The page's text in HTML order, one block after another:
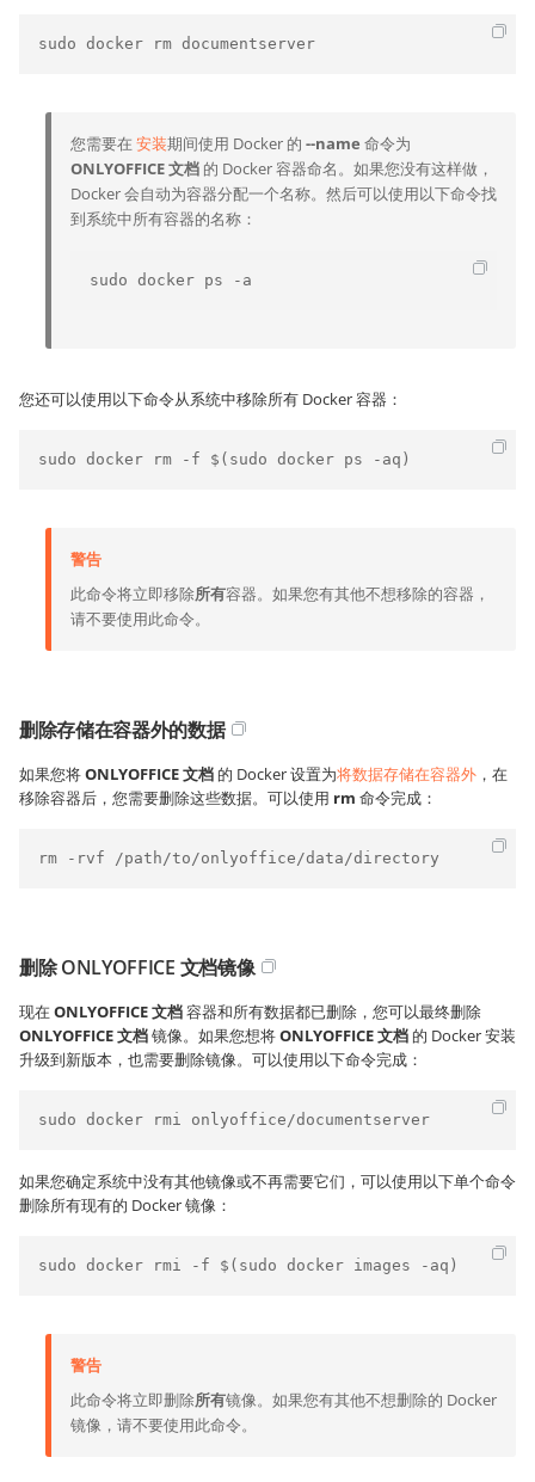
sudo docker rm documentserver
您需要在 安装期间使用 Docker 的 --name 命令为
ONLYOFFICE 文档 的 Docker 容器命名。如果您没有这样做，
Docker 会自动为容器分配一个名称。然后可以使用以下命令找
到系统中所有容器的名称：
sudo docker ps -a
您还可以使用以下命令从系统中移除所有 Docker 容器：
sudo docker rm -f $(sudo docker ps -aq)
警告
此命令将立即移除所有容器。如果您有其他不想移除的容器，
请不要使用此命令。
删除存储在容器外的数据
如果您将ONLYOFFICE 文档 的 Docker 设置为将数据存储在容器外 ，在
移除容器后，您需要删除这些数据。可以使用 rm 命令完成：
rm -rvf /path/to/onlyoffice/data/directory
删除 ONLYOFFICE 文档镜像
现在ONLYOFFICE 文档容器和所有数据都已删除，您可以最终删除
ONLYOFFICE 文档镜像。如果您想将ONLYOFFICE 文档 的 Docker 安装
升级到新版本，也需要删除镜像。可以使用以下命令完成：
sudo docker rmi onlyoffice/documentserver
如果您确定系统中没有其他镜像或不再需要它们，可以使用以下单个命令
删除所有现有的 Docker 镜像：
sudo docker rmi -f $(sudo docker images -aq)
警告
此命令将立即删除所有镜像。如果您有其他不想删除的 Docker
镜像，请不要使用此命令。